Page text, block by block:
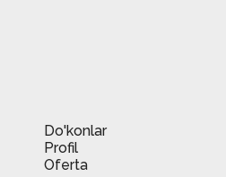
Do'konlar
Profil
Oferta